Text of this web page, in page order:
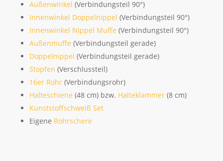
Außenwinkel (Verbindungsteil 90°)
Innenwinkel Doppelnippel (Verbindungsteil 90°)
Innenwinkel Nippel Muffe (Verbindungsteil 90°)
Außenmuffe (Verbindungsteil gerade)
Doppelnippel (Verbindungsteil gerade)
Stopfen (Verschlussteil)
16er Rohr(Verbindungsrohr)
Halteschiene (48 cm) bzw. Halteklammer(8 cm)
Kunststoffschweiß Set
Eigene Rohrschere